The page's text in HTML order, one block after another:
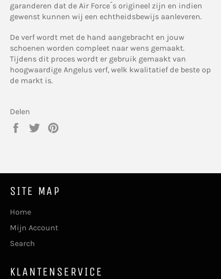
garanderen dat de Air Force´s origineel zijn en indien
gewenst kunnen wij een echtheidsbewijs aanleveren.
De verf wordt met de hand aangebracht en jouw
schoenen worden compleet naar wens gemaakt.
Tijdens dit proces wordt er gebruik gemaakt van
hoogwaardige Angelus verf, welk kwalitatief de beste op
de markt is.
Delen
Delen
Twitteren
SITE MAP
Home
Mijn Account
Search
KLANTENSERVICE